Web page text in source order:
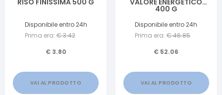
RISO FINISSIMA 500 G
Disponibile entro 24h
Prima era: €3.42
€ 3.80
VAI AL PRODOTTO
VALORE ENERGETICO
400 G
Disponibile entro 24h
Prima era: €46.85
€ 52.06
VAI AL PRODOTTO